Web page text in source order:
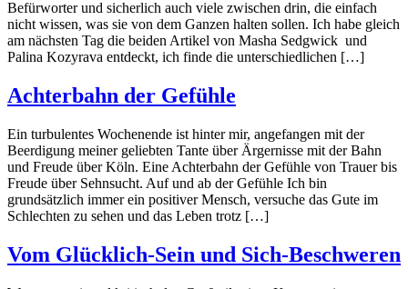
Befürworter und sicherlich auch viele zwischen drin, die einfach
nicht wissen, was sie von dem Ganzen halten sollen. Ich habe gleich
am nächsten Tag die beiden Artikel von Masha Sedgwick und
Palina Kozyrava entdeckt, ich finde die unterschiedlichen […]
Achterbahn der Gefühle
Ein turbulentes Wochenende ist hinter mir, angefangen mit der
Beerdigung meiner geliebten Tante über Ärgernisse mit der Bahn
und Freude über Köln. Eine Achterbahn der Gefühle von Trauer bis
Freude über Sehnsucht. Auf und ab der Gefühle Ich bin
grundsätzlich immer ein positiver Mensch, versuche das Gute im
Schlechten zu sehen und das Leben trotz […]
Vom Glücklich-Sein und Sich-Beschweren